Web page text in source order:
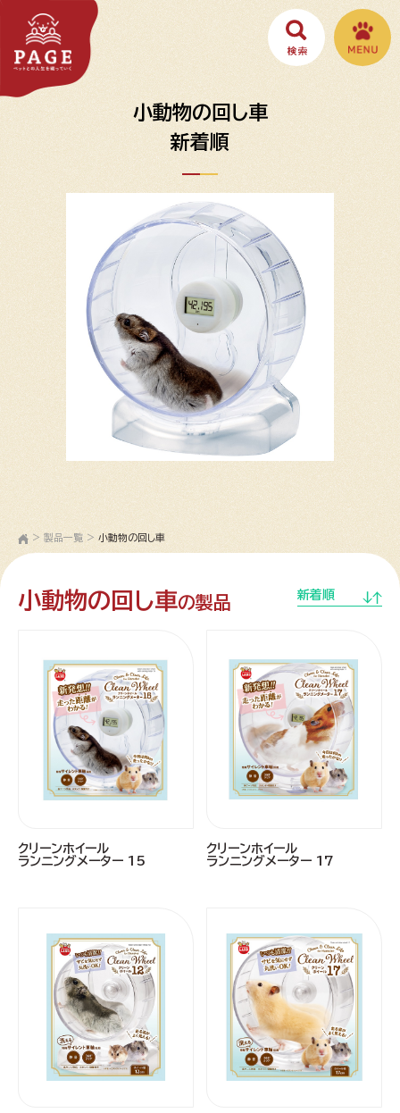
小動物の回し車
新着順
> 製品一覧> 小動物の回し車
小動物の回し車の製品 新着順
クリーンホイール
ランニングメーター 15
クリーンホイール
ランニングメーター 17